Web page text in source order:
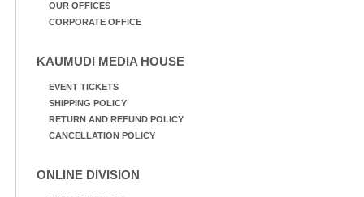
OUR OFFICES
CORPORATE OFFICE
KAUMUDI MEDIA HOUSE
EVENT TICKETS
SHIPPING POLICY
RETURN AND REFUND POLICY
CANCELLATION POLICY
ONLINE DIVISION